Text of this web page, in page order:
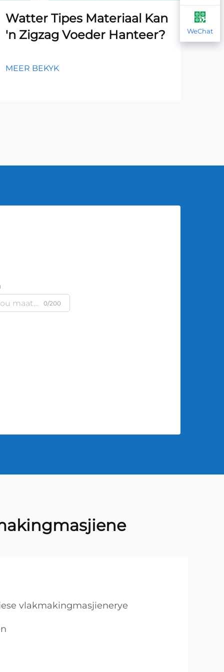
Watter Tipes Materiaal Kan
'n Zigzag Voeder Hanteer?
MEER BEKYK
0/200
vlakmakingmasjienerye
WeChat